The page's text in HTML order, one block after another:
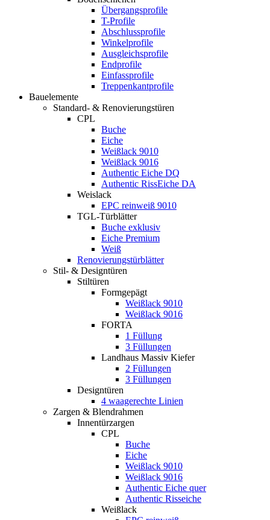
Übergangsprofile
T-Profile
Abschlussprofile
Winkelprofile
Ausgleichsprofile
Endprofile
Einfassprofile
Treppenkantprofile
Bauelemente
Standard- & Renovierungstüren
CPL
Buche
Eiche
Weißlack 9010
Weißlack 9016
Authentic Eiche DQ
Authentic RissEiche DA
Weislack
EPC reinweiß 9010
TGL-Türblätter
Buche exklusiv
Eiche Premium
Weiß
Renovierungstürblätter
Stil- & Designtüren
Stiltüren
Formgepägt
Weißlack 9010
Weißlack 9016
FORTA
1 Füllung
3 Füllungen
Landhaus Massiv Kiefer
2 Füllungen
3 Füllungen
Designtüren
4 waagerechte Linien
Zargen & Blendrahmen
Innentürzargen
CPL
Buche
Eiche
Weißlack 9010
Weißlack 9016
Authentic Eiche quer
Authentic Risseiche
Weißlack